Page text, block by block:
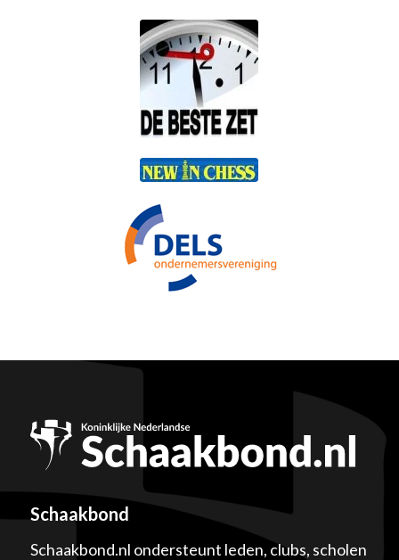
Schaakbond
Schaakbond.nl ondersteunt leden, clubs, scholen